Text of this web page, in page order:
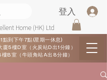
Home (HK) Ltd
登入
點到下午7點(星期一休息)
廈5樓D室（火炭站D出1分鐘）
B室（牛頭角站A出8分鐘）